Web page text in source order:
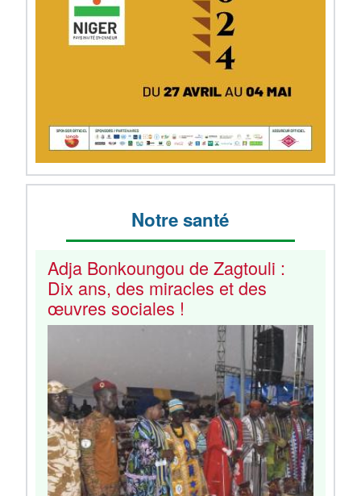
Notre santé
Adja Bonkoungou de Zagtouli :
Dix ans, des miracles et des
œuvres sociales !